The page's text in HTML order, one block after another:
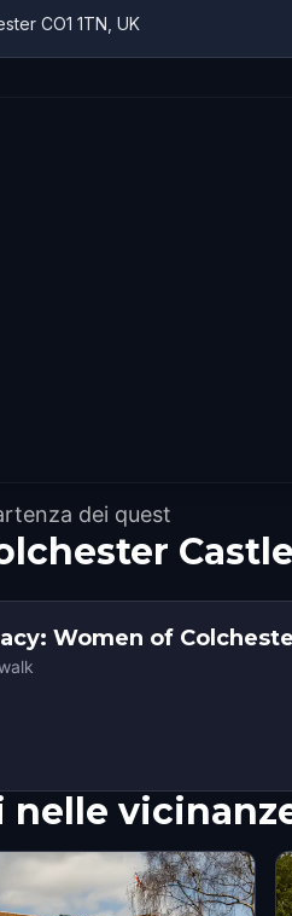
CO1 1TN, UK
dei quest
Women of